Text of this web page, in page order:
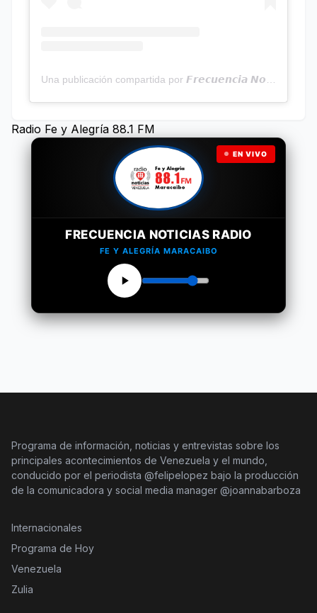
Radio Fe y Alegría 88.1 FM
EN VIVO
FRECUENCIA NOTICIAS RADIO
FE Y ALEGRÍA MARACAIBO
Programa de información, noticias y entrevistas sobre los
principales acontecimientos de Venezuela y el mundo,
conducido por el periodista @felipelopez bajo la producción
de la comunicadora y social media manager @joannabarboza
Internacionales
Programa de Hoy
Venezuela
Zulia